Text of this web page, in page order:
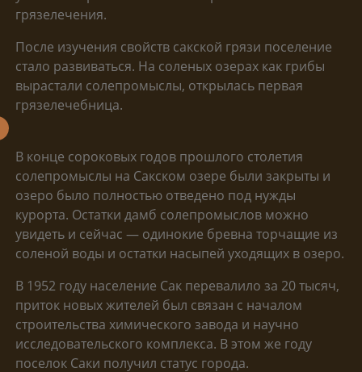
грязелечения.
После изучения свойств сакской грязи поселение
стало развиваться. На соленых озерах как грибы
вырастали солепромыслы, открылась первая
грязелечебница.
В конце сороковых годов прошлого столетия
солепромыслы на Сакском озере были закрыты и
озеро было полностью отведено под нужды
курорта. Остатки дамб солепромыслов можно
увидеть и сейчас — одинокие бревна торчащие из
соленой воды и остатки насыпей уходящих в озеро.
В 1952 году население Сак перевалило за 20 тысяч,
приток новых жителей был связан с началом
строительства химического завода и научно
исследовательского комплекса. В этом же году
поселок Саки получил статус города.